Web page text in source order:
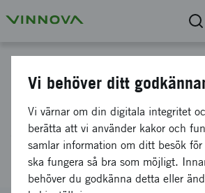
Spray-drying of
sensitive
polyunsaturated fats
Vi behöver ditt
Vi värnar om din digitala integritet
berätta att vi använder kakor och
samlar information om ditt besök
ska fungera så bra som möjligt.
behöver du godkänna detta eller